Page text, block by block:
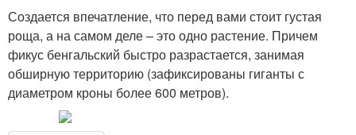
Создается впечатление, что перед вами стоит густая
роща, а на самом деле – это одно растение. Причем
фикус бенгальский быстро разрастается, занимая
обширную территорию (зафиксированы гиганты с
диаметром кроны более 600 метров).